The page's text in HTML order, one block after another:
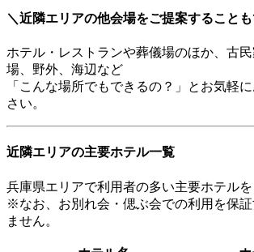
＼近隣エリアの他会場をご提案すること
ホテル・レストランや葬儀場のほか、古
場、野外、海辺など
「こんな場所でもできるの？」とお気軽
さい。
近隣エリアの主要ホテル一覧
兵庫県エリアで利用者の多い主要ホテルを
※なお、お別れ会・偲ぶ会での利用を保証
ません。